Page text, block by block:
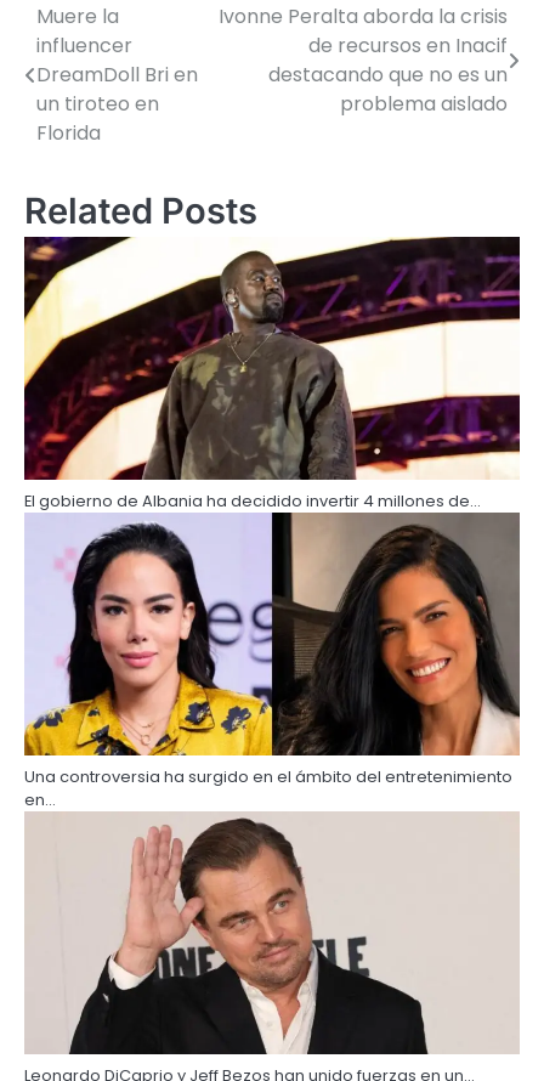
Muere la
influencer
DreamDoll Bri en
un tiroteo en
Florida
Ivonne Peralta aborda la crisis
de recursos en Inacif
destacando que no es un
problema aislado
Related Posts
El gobierno de Albania ha decidido invertir 4 millones de…
Una controversia ha surgido en el ámbito del entretenimiento
en…
Leonardo DiCaprio y Jeff Bezos han unido fuerzas en un…